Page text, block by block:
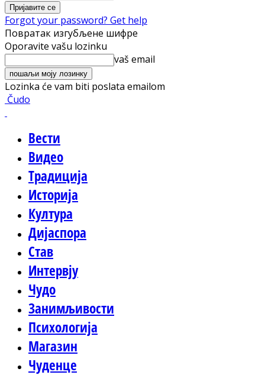
Forgot your password? Get help
Повратак изгубљене шифре
Oporavite vašu lozinku
vaš email
Lozinka će vam biti poslata emailom
Čudo
Вести
Видео
Традиција
Историја
Култура
Дијаспора
Став
Интервју
Чудо
Занимљивости
Психологија
Магазин
Чуденце